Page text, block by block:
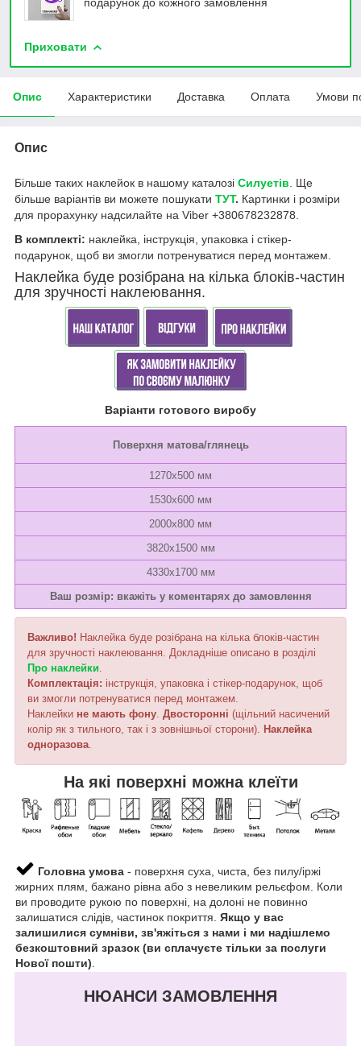
Приховати
Опис Характеристики Доставка Оплата Умови
Опис
Більше таких наклейок в нашому каталозі Силуетів . Ще
більше варіантів ви можете пошукати ТУТ. Картинки і розміри
для прорахунку надсилайте на Viber +380678232878.
В комплекті: наклейка, інструкція, упаковка і стікер-
подарунок, щоб ви змогли потренуватися перед монтажем.
Наклейка буде розібрана на кілька блоків-частин
для зручності наклеювання.
Варіанти готового виробу
Поверхня матова/глянець
1270х500 мм
1530х600 мм
2000х800 мм
3820х1500 мм
4330х1700 мм
Ваш розмір: вкажіть у коментарях до замовлення
Важливо! Наклейка буде розібрана на кілька блоків-частин
для зручності наклеювання. Докладніше описано в розділі
Про наклейки.
Комплектація: інструкція, упаковка і стікер-подарунок, щоб
ви змогли потренуватися перед монтажем.
Наклейки не мають фону. Двосторонні (щільний насичений
колір як з тильного, так і з зовнішньої сторони). Наклейка
одноразова.
На які поверхні можна клеїти
Головна умова - поверхня суха, чиста, без пилу/іржі
жирних плям, бажано рівна або з невеликим рельєфом. Коли
ви проводите рукою по поверхні, на долоні не повинно
залишатися слідів, частинок покриття. Якщо у вас
залишилися сумніви, зв'яжіться з нами і ми надішлемо
безкоштовний зразок (ви сплачуєте тільки за послуги
Нової пошти).
НЮАНСИ ЗАМОВЛЕННЯ